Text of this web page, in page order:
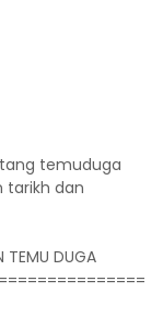
temuduga
tarikh dan
TEMU DUGA